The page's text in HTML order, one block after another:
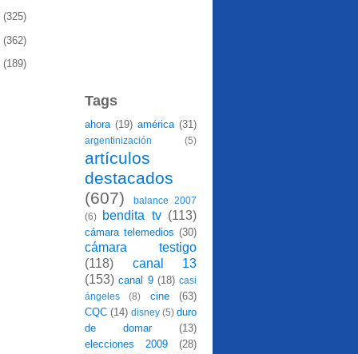
(325)
(362)
(189)
Tags
ahora (19) américa (31)
argentinización (5)
artículos
destacados
(607)
balance 2007
(6)
bendita tv (113)
cámara telemedios (30)
cámara testigo
(118)
canal 13
(153) canal 9 (18) casi
ángeles
(8) cine
(63)
CQC (14) disney (5) duro
de domar
(13)
elecciones 2009
(28)